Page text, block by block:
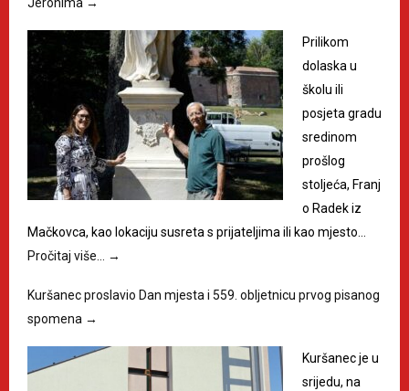
Jeronima →
Prilikom
dolaska u
školu ili
posjeta gradu
sredinom
prošlog
stoljeća, Franj
o Radek iz
Mačkovca, kao lokaciju susreta s prijateljima ili kao mjesto…
Pročitaj više… →
Kuršanec proslavio Dan mjesta i 559. obljetnicu prvog pisanog
spomena →
Kuršanec je u
srijedu, na